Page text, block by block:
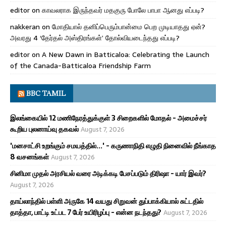
editoron காவலராக இருந்தவர் மதகுரு போலே பாபா ஆனது எப்படி?
nakkeran on மோதியால் தனிப்பெரும்பான்மை பெற முடியாதது ஏன்?
அவரது 4 ‘தேர்தல் அஸ்திரங்கள்’ தோல்வியடைந்தது எப்படி?
editoron A New Dawn in Batticaloa: Celebrating the Launch
of the Canada-Batticaloa Friendship Farm
BBC TAMIL
இலங்கையில் 12 மணிநேரத்துக்குள் 3 சிறைகளில் மோதல் - அமைச்சர்
கூறிய புலனாய்வு தகவல்August 7, 2026
'மனசாட்சி உறங்கும் சமயத்தில்...' - கருணாநிதி எழுதி நினைவில் நீங்காத
8 வசனங்கள்August 7, 2026
சினிமா முதல் அரசியல் வரை அடிக்கடி பேசப்படும் திரிஷா - யார் இவர்?
August 7, 2026
தாய்லாந்தில் பள்ளி அருகே 14 வயது சிறுவன் துப்பாக்கியால் சுட்டதில்
தாத்தா, பாட்டி உட்பட 7 பேர் உயிரிழப்பு - என்ன நடந்தது? August 7, 2026